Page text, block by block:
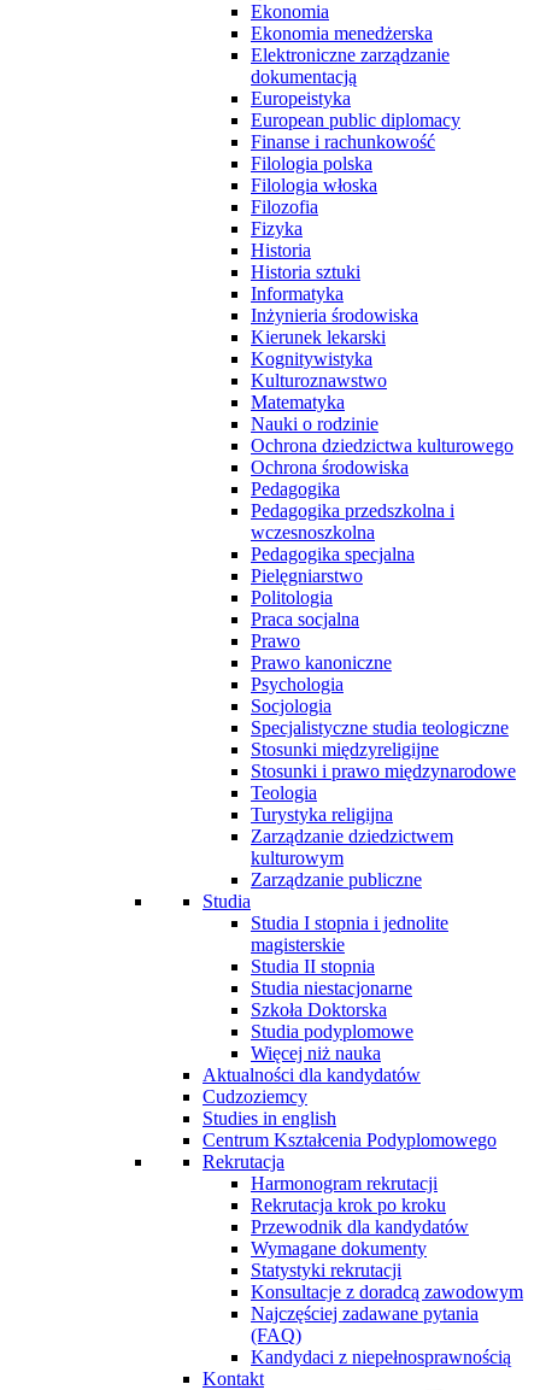
Ekonomia
Ekonomia menedżerska
Elektroniczne zarządzanie
dokumentacją
Europeistyka
European public diplomacy
Finanse i rachunkowość
Filologia polska
Filologia włoska
Filozofia
Fizyka
Historia
Historia sztuki
Informatyka
Inżynieria środowiska
Kierunek lekarski
Kognitywistyka
Kulturoznawstwo
Matematyka
Nauki o rodzinie
Ochrona dziedzictwa kulturowego
Ochrona środowiska
Pedagogika
Pedagogika przedszkolna i
wczesnoszkolna
Pedagogika specjalna
Pielęgniarstwo
Politologia
Praca socjalna
Prawo
Prawo kanoniczne
Psychologia
Socjologia
Specjalistyczne studia teologiczne
Stosunki międzyreligijne
Stosunki i prawo międzynarodowe
Teologia
Turystyka religijna
Zarządzanie dziedzictwem
kulturowym
Zarządzanie publiczne
Studia
Studia I stopnia i jednolite
magisterskie
Studia II stopnia
Studia niestacjonarne
Szkoła Doktorska
Studia podyplomowe
Więcej niż nauka
Aktualności dla kandydatów
Cudzoziemcy
Studies in english
Centrum Kształcenia Podyplomowego
Rekrutacja
Harmonogram rekrutacji
Rekrutacja krok po kroku
Przewodnik dla kandydatów
Wymagane dokumenty
Statystyki rekrutacji
Konsultacje z doradcą zawodowym
Najczęściej zadawane pytania
(FAQ)
Kandydaci z niepełnosprawnością
Kontakt